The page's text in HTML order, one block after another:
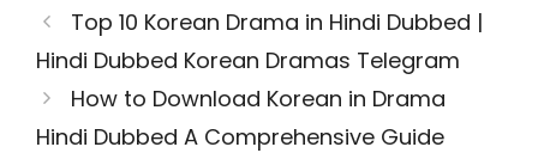
Top 10 Korean Drama in Hindi Dubbed |
Hindi Dubbed Korean Dramas Telegram
How to Download Korean in Drama
Hindi Dubbed A Comprehensive Guide